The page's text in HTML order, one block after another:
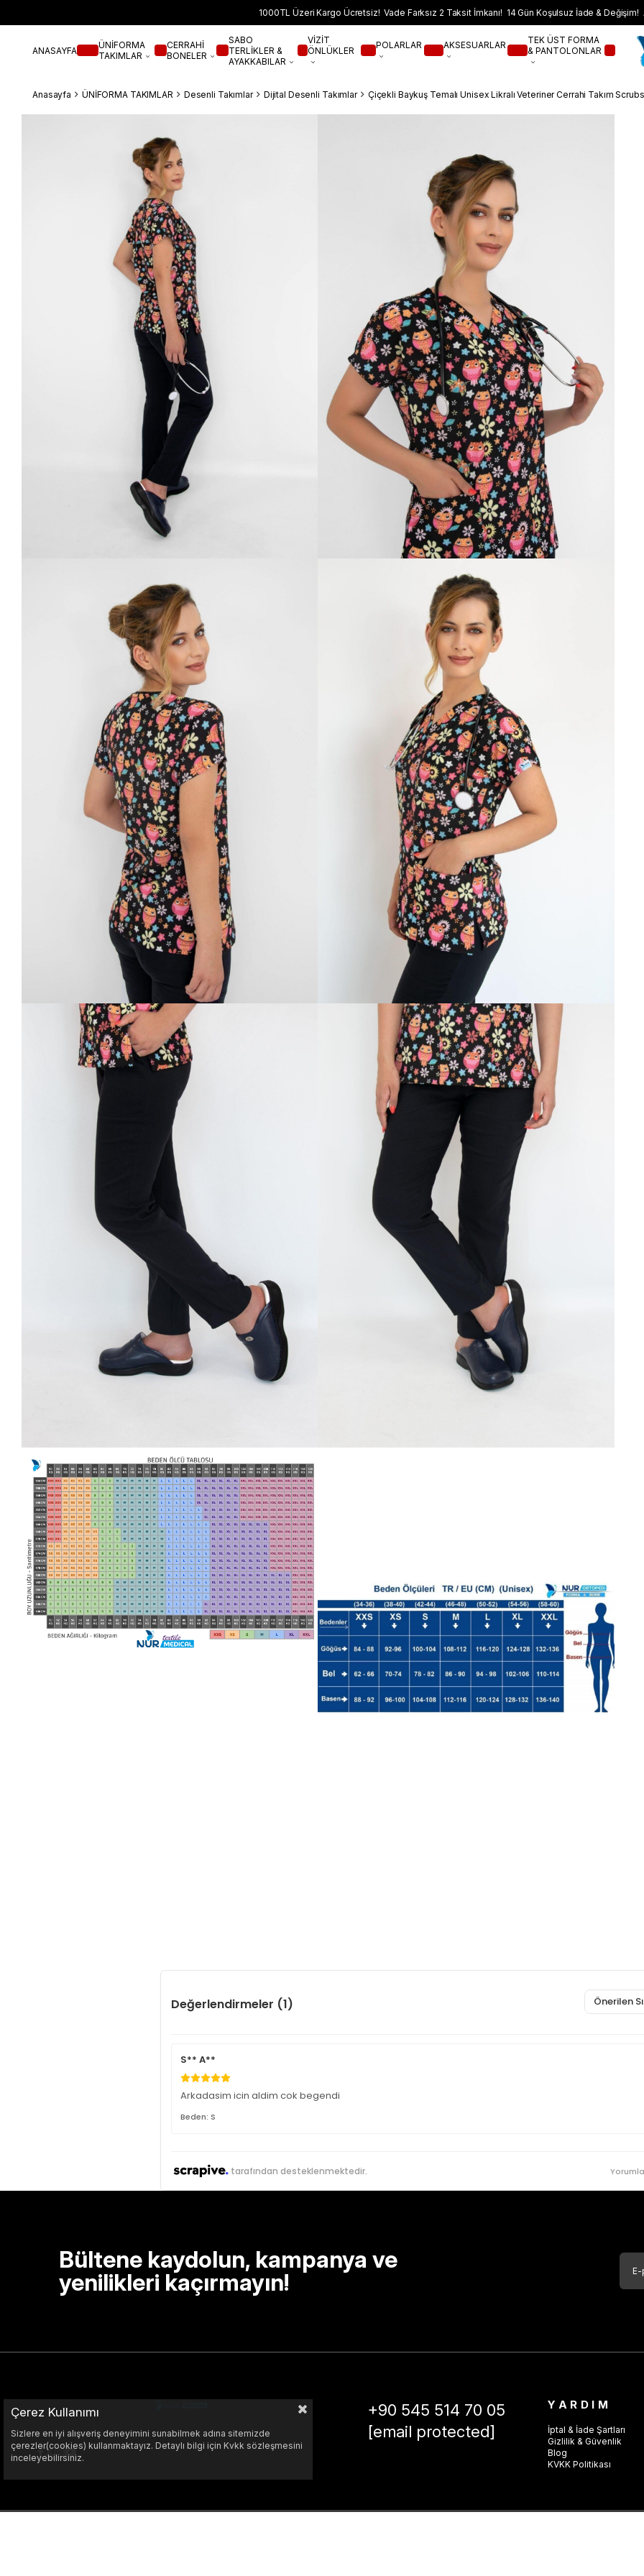
1000TL Üzeri Kargo Ücretsiz! Vade Farksız 2 Taksit İmkanı! 14 Gün Koşulsuz İade & Değişim!
ANASAYFA
ÜNİFORMA
TAKIMLAR
CERRAHİ
BONELER
SABO
TERLİKLER &
AYAKKABILAR
VİZİT
ÖNLÜKLER
POLARLAR AKSESUARLAR
TEK ÜST FORMA
& PANTOLONLAR
Anasayfa ÜNİFORMA TAKIMLAR Desenli Takımlar Dijital Desenli Takımlar Çiçekli Baykuş Temalı Unisex Likralı Veteriner Cerrahi Takım Scrubs
Değerlendirmeler (1) Önerilen
S** A**
Arkadasim icin aldim cok begendi
Beden: S
tarafından desteklenmektedir.
Bültene kaydolun, kampanya ve
yenilikleri kaçırmayın!
+90 545 514 70 05
[email protected]
YARDIM
İptal & İade Şartları
Gizlilik & Güvenlik
Blog
KVKK Politikası
Çerez Kullanımı
Sizlere en iyi alışveriş deneyimini sunabilmek adına sitemizde
çerezler(cookies) kullanmaktayız. Detaylı bilgi için Kvkk sözleşmesini
inceleyebilirsiniz.